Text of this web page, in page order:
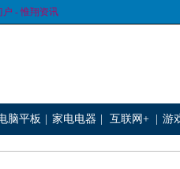
- 惟翔资讯
脑平板 家电电器 互联网+ 游